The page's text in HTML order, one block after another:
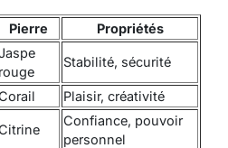
Pierre Propriétés
rouge
Stabilité, sécurité
Plaisir, créativité
Confiance, pouvoir
personnel